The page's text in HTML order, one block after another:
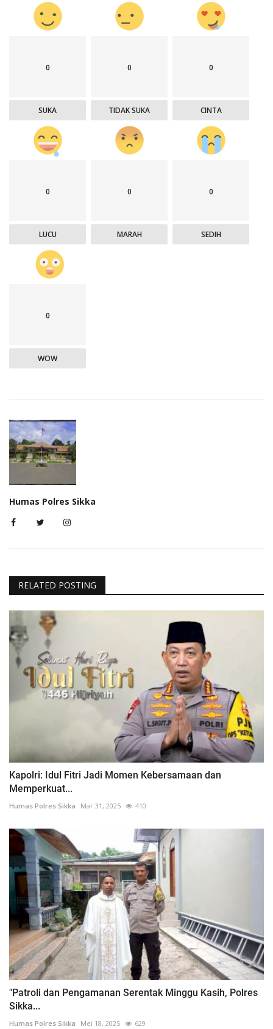
0
SUKA
0
TIDAK SUKA
0
CINTA
0
LUCU
0
MARAH
0
SEDIH
0
WOW
Humas Polres Sikka
RELATED POSTING
Kapolri: Idul Fitri Jadi Momen Kebersamaan dan
Memperkuat...
Humas Polres Sikka Mar 31, 2025 410
"Patroli dan Pengamanan Serentak Minggu Kasih, Polres
Sikka...
Humas Polres Sikka Mei 18, 2025 629